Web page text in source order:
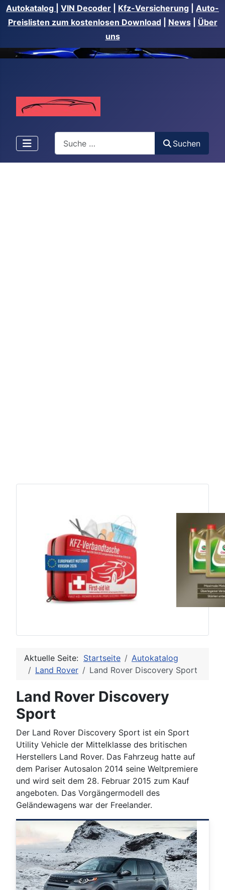
Autokatalog VIN Decoder Kfz-Versicherung
Auto-
Preislisten zum kostenlosen Download| News| Über
uns
Suchen
Aktuelle Seite: Startseite
Autokatalog
Land Rover
Land Rover Discovery Sport
Land Rover Discovery
Sport
Der Land Rover Discovery Sport ist ein Sport
Utility Vehicle der Mittelklasse des britischen
Herstellers Land Rover. Das Fahrzeug hatte auf
dem Pariser Autosalon 2014 seine Weltpremiere
und wird seit dem 28. Februar 2015 zum Kauf
angeboten. Das Vorgängermodell des
Geländewagens war der Freelander.